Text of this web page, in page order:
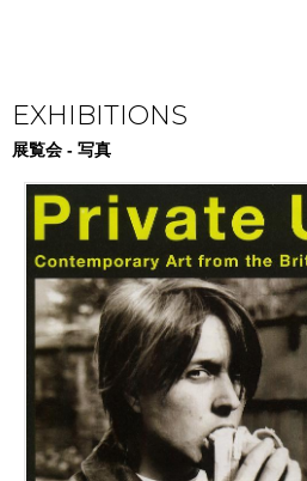
EXHIBITIONS
展覧会 - 写真